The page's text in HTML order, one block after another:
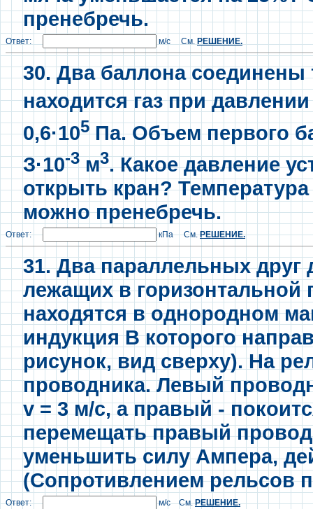
пренебречь.
Ответ: м/с См. РЕШЕНИЕ.
30. Два баллона
находится газ при
0,6·105Па. Объем первого
З·10-3м3. Какое давление
открыть кран?
можно пренебречь.
Ответ: кПа См.РЕШЕНИЕ.
31. Два параллельных друг
лежащих в горизонтальной
находятся в однородном
индукция В которого
рисунок, вид сверху). На
проводника. Левый
v = 3 м/с, а правый -
перемещать правый
уменьшить cилу Ампера,
(Сопротивлением рельсов
Ответ: м/c См.РЕШЕНИЕ.